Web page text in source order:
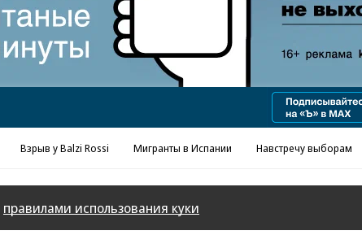
Взрыв у Balzi Rossi Мигранты в Испании Навстречу выборам
правилами использования куки